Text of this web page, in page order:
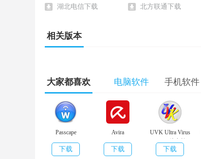
- 防蹭网……
湖北电信下载
北方联通下载
相关版本
大家都喜欢 电脑软件 手机软件
Passcape
Wireless
Password
下载
Avira
v15.0.2104.2083
最新优化版
下载
UVK Ultra Virus
Killer(杀毒软
件)v10.20.11.0官
下载